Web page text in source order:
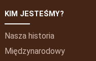
KIM JESTEŚMY?
Nasza historia
Międzynarodowy